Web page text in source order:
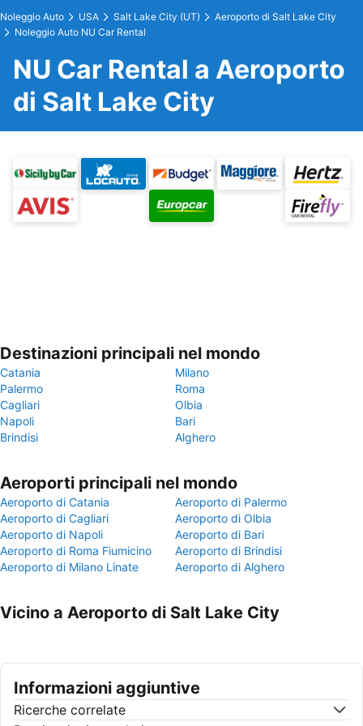
Noleggio Auto USA Salt Lake City (UT)
Aeroporto di Salt Lake City
Noleggio Auto NU Car Rental
NU Car Rental a Aeroporto
di Salt Lake City
Destinazioni principali nel mondo
Catania
Milano
Palermo
Roma
Cagliari
Olbia
Napoli
Bari
Brindisi
Alghero
Aeroporti principali nel mondo
Aeroporto di Catania
Aeroporto di Palermo
Aeroporto di Cagliari
Aeroporto di Olbia
Aeroporto di Napoli
Aeroporto di Bari
Aeroporto di Roma Fiumicino
Aeroporto di Brindisi
Aeroporto di Milano Linate
Aeroporto di Alghero
Vicino a Aeroporto di Salt Lake City
Informazioni aggiuntive
Ricerche correlate